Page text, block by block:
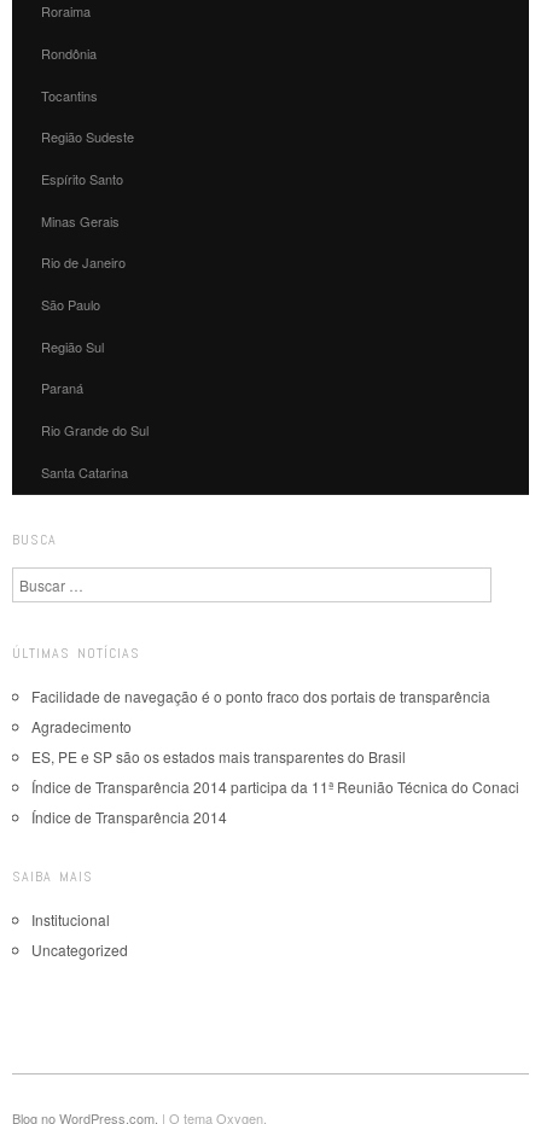
Roraima
Rondônia
Tocantins
Região Sudeste
Espírito Santo
Minas Gerais
Rio de Janeiro
São Paulo
Região Sul
Paraná
Rio Grande do Sul
Santa Catarina
BUSCA
Pesquisa
ÚLTIMAS NOTÍCIAS
Facilidade de navegação é o ponto fraco dos portais de transparência
Agradecimento
ES, PE e SP são os estados mais transparentes do Brasil
Índice de Transparência 2014 participa da 11ª Reunião Técnica do Conaci
Índice de Transparência 2014
SAIBA MAIS
Institucional
Uncategorized
Blog no WordPress.com. | O tema Oxygen.